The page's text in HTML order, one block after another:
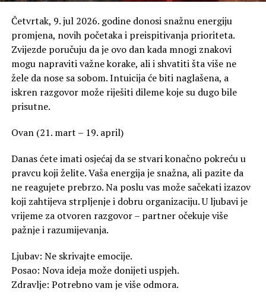
Četvrtak, 9. jul 2026. godine donosi snažnu energiju
promjena, novih početaka i preispitivanja prioriteta.
Zvijezde poručuju da je ovo dan kada mnogi znakovi
mogu napraviti važne korake, ali i shvatiti šta više ne
žele da nose sa sobom. Intuicija će biti naglašena, a
iskren razgovor može riješiti dileme koje su dugo bile
prisutne.
Ovan (21. mart – 19. april)
Danas ćete imati osjećaj da se stvari konačno pokreću u
pravcu koji želite. Vaša energija je snažna, ali pazite da
ne reagujete prebrzo. Na poslu vas može sačekati izazov
koji zahtijeva strpljenje i dobru organizaciju. U ljubavi je
vrijeme za otvoren razgovor – partner očekuje više
pažnje i razumijevanja.
Ljubav: Ne skrivajte emocije.
Posao: Nova ideja može donijeti uspjeh.
Zdravlje: Potrebno vam je više odmora.